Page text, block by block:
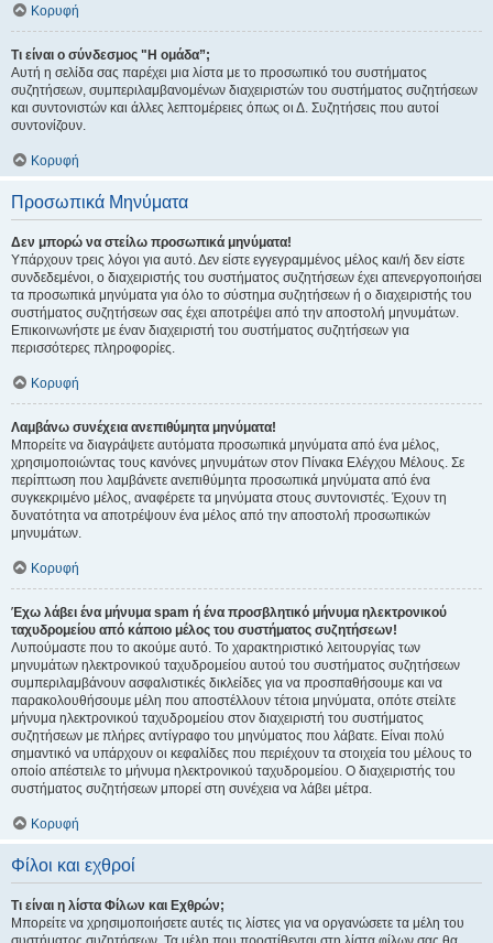
Κορυφή
Τι είναι ο σύνδεσμος "Η ομάδα”;
Αυτή η σελίδα σας παρέχει μια λίστα με το προσωπικό του συστήματος
συζητήσεων, συμπεριλαμβανομένων διαχειριστών του συστήματος συζητήσεων
και συντονιστών και άλλες λεπτομέρειες όπως οι Δ. Συζητήσεις που αυτοί
συντονίζουν.
Κορυφή
Προσωπικά Μηνύματα
Δεν μπορώ να στείλω προσωπικά μηνύματα!
Υπάρχουν τρεις λόγοι για αυτό. Δεν είστε εγγεγραμμένος μέλος και/ή δεν είστε
συνδεδεμένοι, ο διαχειριστής του συστήματος συζητήσεων έχει απενεργοποιήσει
τα προσωπικά μηνύματα για όλο το σύστημα συζητήσεων ή ο διαχειριστής του
συστήματος συζητήσεων σας έχει αποτρέψει από την αποστολή μηνυμάτων.
Επικοινωνήστε με έναν διαχειριστή του συστήματος συζητήσεων για
περισσότερες πληροφορίες.
Κορυφή
Λαμβάνω συνέχεια ανεπιθύμητα μηνύματα!
Μπορείτε να διαγράψετε αυτόματα προσωπικά μηνύματα από ένα μέλος,
χρησιμοποιώντας τους κανόνες μηνυμάτων στον Πίνακα Ελέγχου Μέλους. Σε
περίπτωση που λαμβάνετε ανεπιθύμητα προσωπικά μηνύματα από ένα
συγκεκριμένο μέλος, αναφέρετε τα μηνύματα στους συντονιστές. Έχουν τη
δυνατότητα να αποτρέψουν ένα μέλος από την αποστολή προσωπικών
μηνυμάτων.
Κορυφή
Έχω λάβει ένα μήνυμα spam ή ένα προσβλητικό μήνυμα ηλεκτρονικού
ταχυδρομείου από κάποιο μέλος του συστήματος συζητήσεων!
Λυπούμαστε που το ακούμε αυτό. Το χαρακτηριστικό λειτουργίας των
μηνυμάτων ηλεκτρονικού ταχυδρομείου αυτού του συστήματος συζητήσεων
συμπεριλαμβάνουν ασφαλιστικές δικλείδες για να προσπαθήσουμε και να
παρακολουθήσουμε μέλη που αποστέλλουν τέτοια μηνύματα, οπότε στείλτε
μήνυμα ηλεκτρονικού ταχυδρομείου στον διαχειριστή του συστήματος
συζητήσεων με πλήρες αντίγραφο του μηνύματος που λάβατε. Είναι πολύ
σημαντικό να υπάρχουν οι κεφαλίδες που περιέχουν τα στοιχεία του μέλους το
οποίο απέστειλε το μήνυμα ηλεκτρονικού ταχυδρομείου. Ο διαχειριστής του
συστήματος συζητήσεων μπορεί στη συνέχεια να λάβει μέτρα.
Κορυφή
Φίλοι και εχθροί
Τι είναι η λίστα Φίλων και Εχθρών;
Μπορείτε να χρησιμοποιήσετε αυτές τις λίστες για να οργανώσετε τα μέλη του